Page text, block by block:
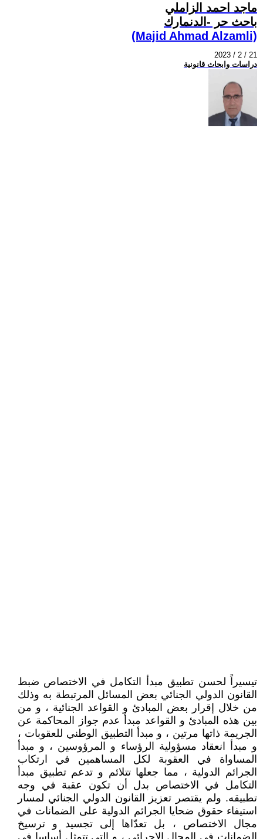
ماجد احمد الزاملي
باحث حر -الدنمارك
(Majid Ahmad Alzamli)
2023 / 2 / 21
دراسات وابحاث قانونية
تيسيراً لحسن تطبيق مبدأ التكامل في الاختصاص ضبط
القانون الدولي الجنائي بعض المسائل المرتبطة به وذلك
من خلال إقرار بعض المبادئ و القواعد الجنائية ، و من
بين هذه المبادئ و القواعد مبدأ عدم جواز المحاكمة عن
الجريمة ذاتها مرتين ، و مبدأ التطبيق الوطني للعقوبات ،
و مبدأ انعقاد مسؤولية الرؤساء و المرؤوسين ، و مبدأ
المساواة في العقوبة لكل المساهمين في ارتكاب
الجرائم الدولية ، مما جعلها تتلائم و تدعم تطبيق مبدأ
التكامل في الاختصاص بدل أن تكون عقبة في وجه
تطبيقه. ولم يقتصر تعزيز القانون الدولي الجنائي لمسار
استيفاء حقوق ضحايا الجرائم الدولية على الضمانات في
مجال الاختصاص ، بل تعدّاها إلى تجسيد و ترسيخ